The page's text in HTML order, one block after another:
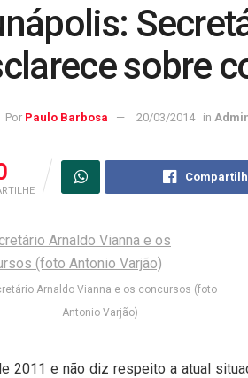
sobre
Por Paulo Barbosa 20/03/2014 in
Arnaldo Vianna e os concursos (foto
Antonio Varjão)
2011 e não diz respeito a atual